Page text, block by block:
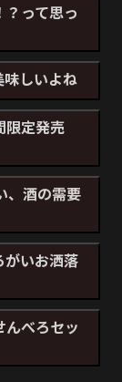
って思っ
味しいよね
限定発売
、酒の需要
がいお洒落
んべろセッ